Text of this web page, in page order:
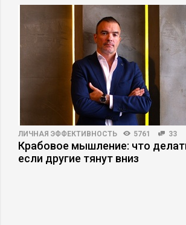
ЛИЧНАЯ ЭФФЕКТИВНОСТЬ 5761 33
Крабовое мышление: что
если другие тянут вниз